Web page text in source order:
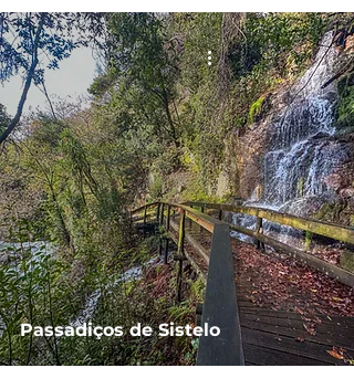
Passadiços de Sistelo